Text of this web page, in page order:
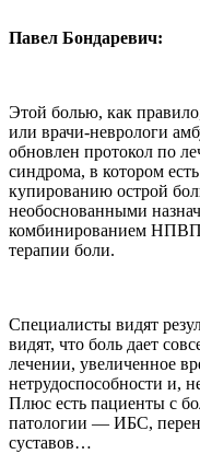
Павел Бондаревич:
Этой болью, как
или врачи-неврологи
обновлен протокол по
синдрома, в котором
купированию острой
необоснованными
комбинированием
терапии боли.
Специалисты видят
видят, что боль дает
лечении, увеличенное
нетрудоспособности и,
Плюс есть пациенты с
патологии — ИБС,
суставов…